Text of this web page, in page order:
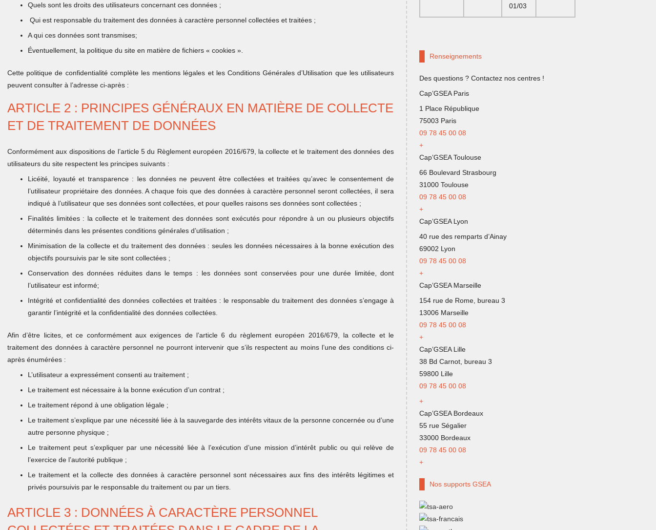
Quels sont les droits des utilisateurs concernant ces données ;
Qui est responsable du traitement des données à caractère personnel collectées et traitées ;
A qui ces données sont transmises;
Éventuellement, la politique du site en matière de fichiers « cookies ».
Cette politique de confidentialité complète les mentions légales et les Conditions Générales d’Utilisation que les utilisateurs
peuvent consulter à l’adresse ci-après :
ARTICLE 2 : PRINCIPES GÉNÉRAUX EN MATIÈRE DE COLLECTE
ET DE TRAITEMENT DE DONNÉES
Conformément aux dispositions de l’article 5 du Règlement européen 2016/679, la collecte et le traitement des données des
utilisateurs du site respectent les principes suivants :
Licéité, loyauté et transparence : les données ne peuvent être collectées et traitées qu’avec le consentement de
l’utilisateur propriétaire des données. A chaque fois que des données à caractère personnel seront collectées, il sera
indiqué à l’utilisateur que ses données sont collectées, et pour quelles raisons ses données sont collectées ;
Finalités limitées : la collecte et le traitement des données sont exécutés pour répondre à un ou plusieurs objectifs
déterminés dans les présentes conditions générales d’utilisation ;
Minimisation de la collecte et du traitement des données : seules les données nécessaires à la bonne exécution des
objectifs poursuivis par le site sont collectées ;
Conservation des données réduites dans le temps : les données sont conservées pour une durée limitée, dont
l’utilisateur est informé;
Intégrité et confidentialité des données collectées et traitées : le responsable du traitement des données s’engage à
garantir l’intégrité et la confidentialité des données collectées.
Afin d’être licites, et ce conformément aux exigences de l’article 6 du règlement européen 2016/679, la collecte et le
traitement des données à caractère personnel ne pourront intervenir que s’ils respectent au moins l’une des conditions ci-
après énumérées :
L’utilisateur a expressément consenti au traitement ;
Le traitement est nécessaire à la bonne exécution d’un contrat ;
Le traitement répond à une obligation légale ;
Le traitement s’explique par une nécessité liée à la sauvegarde des intérêts vitaux de la personne concernée ou d’une
autre personne physique ;
Le traitement peut s’expliquer par une nécessité liée à l’exécution d’une mission d’intérêt public ou qui relève de
l’exercice de l’autorité publique ;
Le traitement et la collecte des données à caractère personnel sont nécessaires aux fins des intérêts légitimes et
privés poursuivis par le responsable du traitement ou par un tiers.
ARTICLE 3 : DONNÉES À CARACTÈRE PERSONNEL
01/03
Renseignements
Des questions ? Contactez nos centres !
Cap’GSEA Paris
1 Place République
75003 Paris
09 78 45 00 08
+
Cap’GSEA Toulouse
66 Boulevard Strasbourg
31000 Toulouse
09 78 45 00 08
+
Cap’GSEA Lyon
40 rue des remparts d’Ainay
69002 Lyon
09 78 45 00 08
+
Cap’GSEA Marseille
154 rue de Rome, bureau 3
13006 Marseille
09 78 45 00 08
+
Cap’GSEA Lille
38 Bd Carnot, bureau 3
59800 Lille
09 78 45 00 08
+
Cap’GSEA Bordeaux
55 rue Ségalier
33000 Bordeaux
09 78 45 00 08
+
Nos supports GSEA